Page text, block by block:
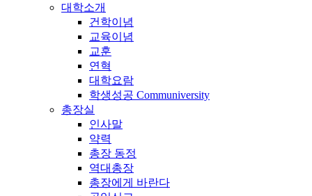
대학소개
건학이념
교육이념
교훈
연혁
대학요람
학생성공 Communiversity
총장실
인사말
약력
총장 동정
역대총장
총장에게 바란다